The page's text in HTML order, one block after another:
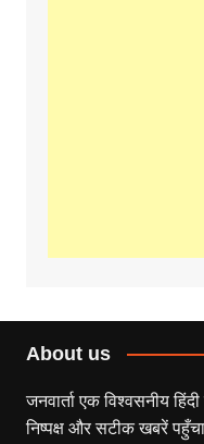
About us
जनवार्ता एक विश्वसनीय
निष्पक्ष और सटीक खबरें